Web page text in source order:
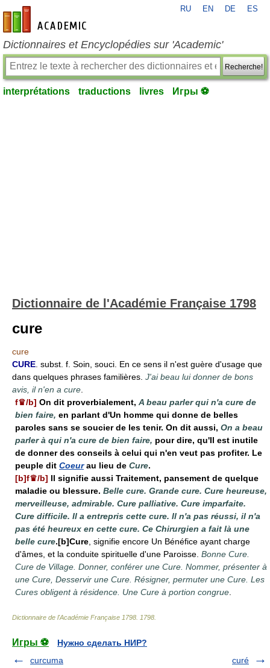
fr-academic.com
RU EN DE ES
Dictionnaires et Encyclopédies sur 'Academic'
Recherche!
interprétations traductions livres Игры ⚽
Dictionnaire de l'Académie Française 1798
cure
cure
CURE . subst. f. Soin, souci. En ce sens il n'est guère d'usage que
dans quelques phrases familières. J'ai beau lui donner de bons
avis, il n'en a cure
f♛/b] On dit proverbialement, A beau parler qui n'a cure de
bien faire, en parlant d'Un homme qui donne de belles
paroles sans se soucier de les tenir. On dit aussi, On a beau
parler à qui n'a cure de bien faire, pour dire, qu'Il est inutile
de donner des conseils à celui qui n'en veut pas profiter. Le
peuple dit Coeur au lieu de Cure.
[b]f♛/b] Il signifie aussi Traitement, pansement de quelque
maladie ou blessure. Belle cure. Grande cure. Cure heureuse,
merveilleuse, admirable. Cure palliative. Cure imparfaite.
Cure difficile. Il a entrepris cette cure. Il n'a pas réussi, il n'a
pas été heureux en cette cure. Ce Chirurgien a fait là une
belle cure.[b]Cure , signifie encore Un Bénéfice ayant charge
d'âmes, et la conduite spirituelle d'une Paroisse. Bonne Cure.
Cure de Village. Donner, conférer une Cure. Nommer, présenter à
une Cure, Desservir une Cure. Résigner, permuter une Cure. Les
Cures obligent à résidence. Une Cure à portion congrue
Dictionnaire de l'Académie Française 1798 1798
Игры ⚽
Нужно сделать НИР?
curcuma
curé